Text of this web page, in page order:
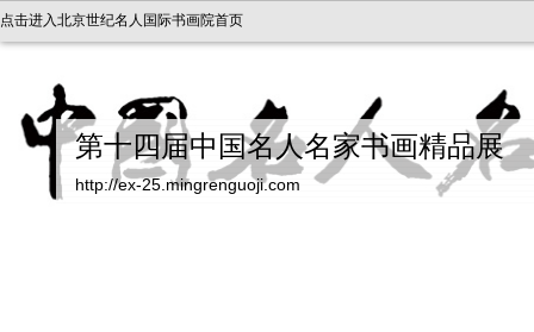
点击进入北京世纪名人国际书画院首页
第十四届中国名人名家书画精品展
http://ex-25.mingrenguoji.com